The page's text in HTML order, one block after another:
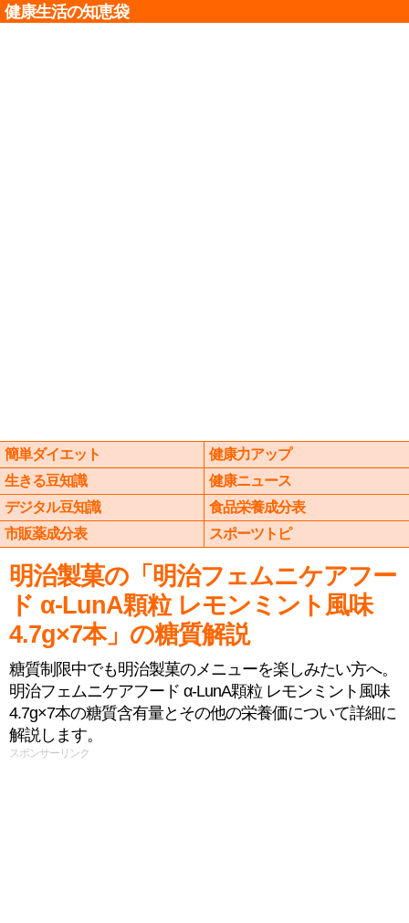
健康生活の知恵袋
簡単ダイエット
健康力アップ
生きる豆知識
健康ニュース
デジタル豆知識
食品栄養成分表
市販薬成分表
スポーツトピ
明治製菓の「明治フェムニケアフー
ド α-LunA顆粒 レモンミント風味
4.7g×7本」の糖質解説
糖質制限中でも明治製菓のメニューを楽しみたい方へ。
明治フェムニケアフード α-LunA顆粒 レモンミント風味
4.7g×7本の糖質含有量とその他の栄養価について詳細に
解説します。
スポンサーリンク